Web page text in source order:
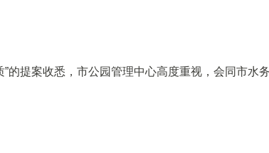
的提案收悉，市公园管理中心高度重视，会同市水